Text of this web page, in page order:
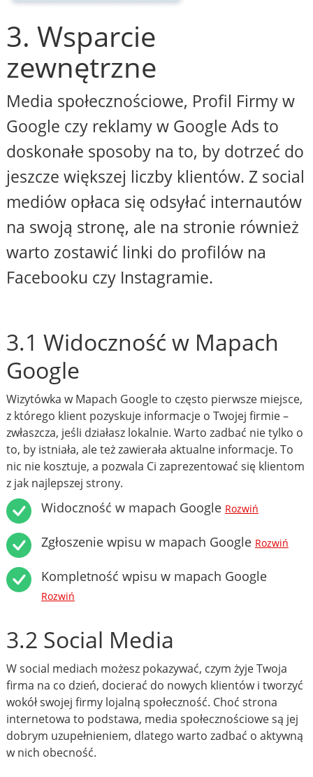
3. Wsparcie
zewnętrzne
Media społecznościowe, Profil Firmy w
Google czy reklamy w Google Ads to
doskonałe sposoby na to, by dotrzeć do
jeszcze większej liczby klientów. Z social
mediów opłaca się odsyłać internautów
na swoją stronę, ale na stronie również
warto zostawić linki do profilów na
Facebooku czy Instagramie.
3.1 Widoczność w Mapach
Google
Wizytówka w Mapach Google to często pierwsze miejsce,
z którego klient pozyskuje informacje o Twojej firmie –
zwłaszcza, jeśli działasz lokalnie. Warto zadbać nie tylko o
to, by istniała, ale też zawierała aktualne informacje. To
nic nie kosztuje, a pozwala Ci zaprezentować się klientom
z jak najlepszej strony.
Widoczność w mapach Google Rozwiń
Zgłoszenie wpisu w mapach Google Rozwiń
Kompletność wpisu w mapach Google
Rozwiń
3.2 Social Media
W social mediach możesz pokazywać, czym żyje Twoja
firma na co dzień, docierać do nowych klientów i tworzyć
wokół swojej firmy lojalną społeczność. Choć strona
internetowa to podstawa, media społecznościowe są jej
dobrym uzupełnieniem, dlatego warto zadbać o aktywną
w nich obecność.